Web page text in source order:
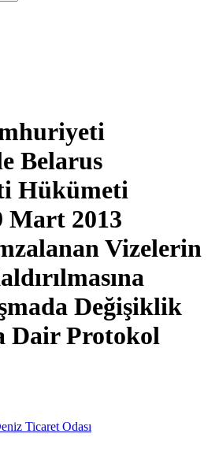
Belarus
Hükümeti
Mart 2013
Vizelerin
Değişiklik
Dair Protokol
Ticaret Odası